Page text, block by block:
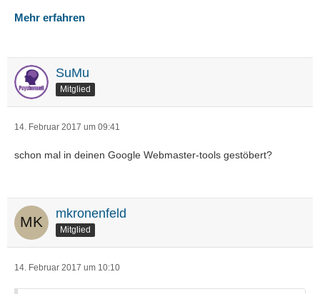
Mehr erfahren
SuMu
Mitglied
14. Februar 2017 um 09:41
schon mal in deinen Google Webmaster-tools gestöbert?
mkronenfeld
Mitglied
14. Februar 2017 um 10:10